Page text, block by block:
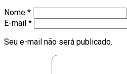
Nome *
E-mail *
Seu e-mail não será publicado.